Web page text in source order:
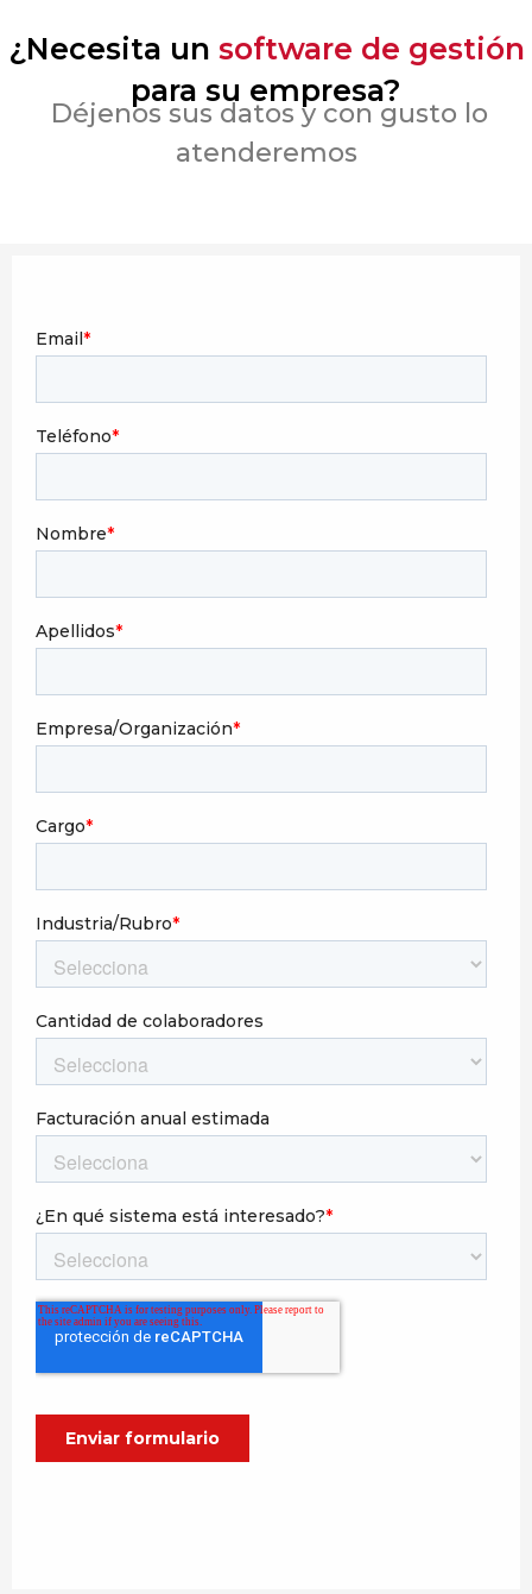
¿Necesita un software de gestión
para su empresa?
Déjenos sus datos y con gusto lo
atenderemos